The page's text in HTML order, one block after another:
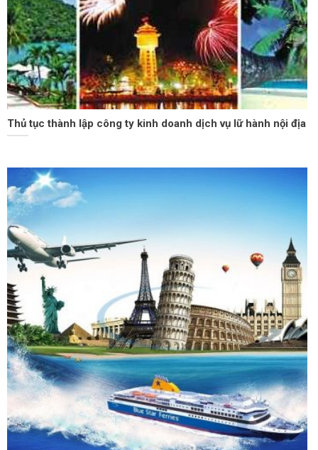
Thủ tục thành lập công ty kinh doanh dịch vụ lữ hành nội địa